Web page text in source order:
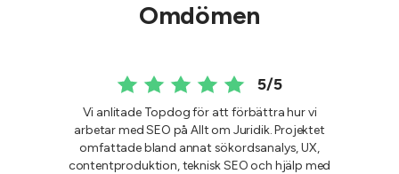
Omdömen
5/5
Vi anlitade Topdog för att förbättra hur vi
arbetar med SEO på Allt om Juridik. Projektet
omfattade bland annat sökordsanalys, UX,
contentproduktion, teknisk SEO och hjälp med